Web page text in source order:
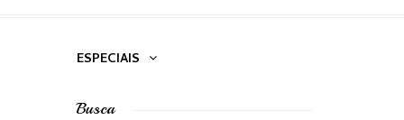
ESPECIAIS
Busca